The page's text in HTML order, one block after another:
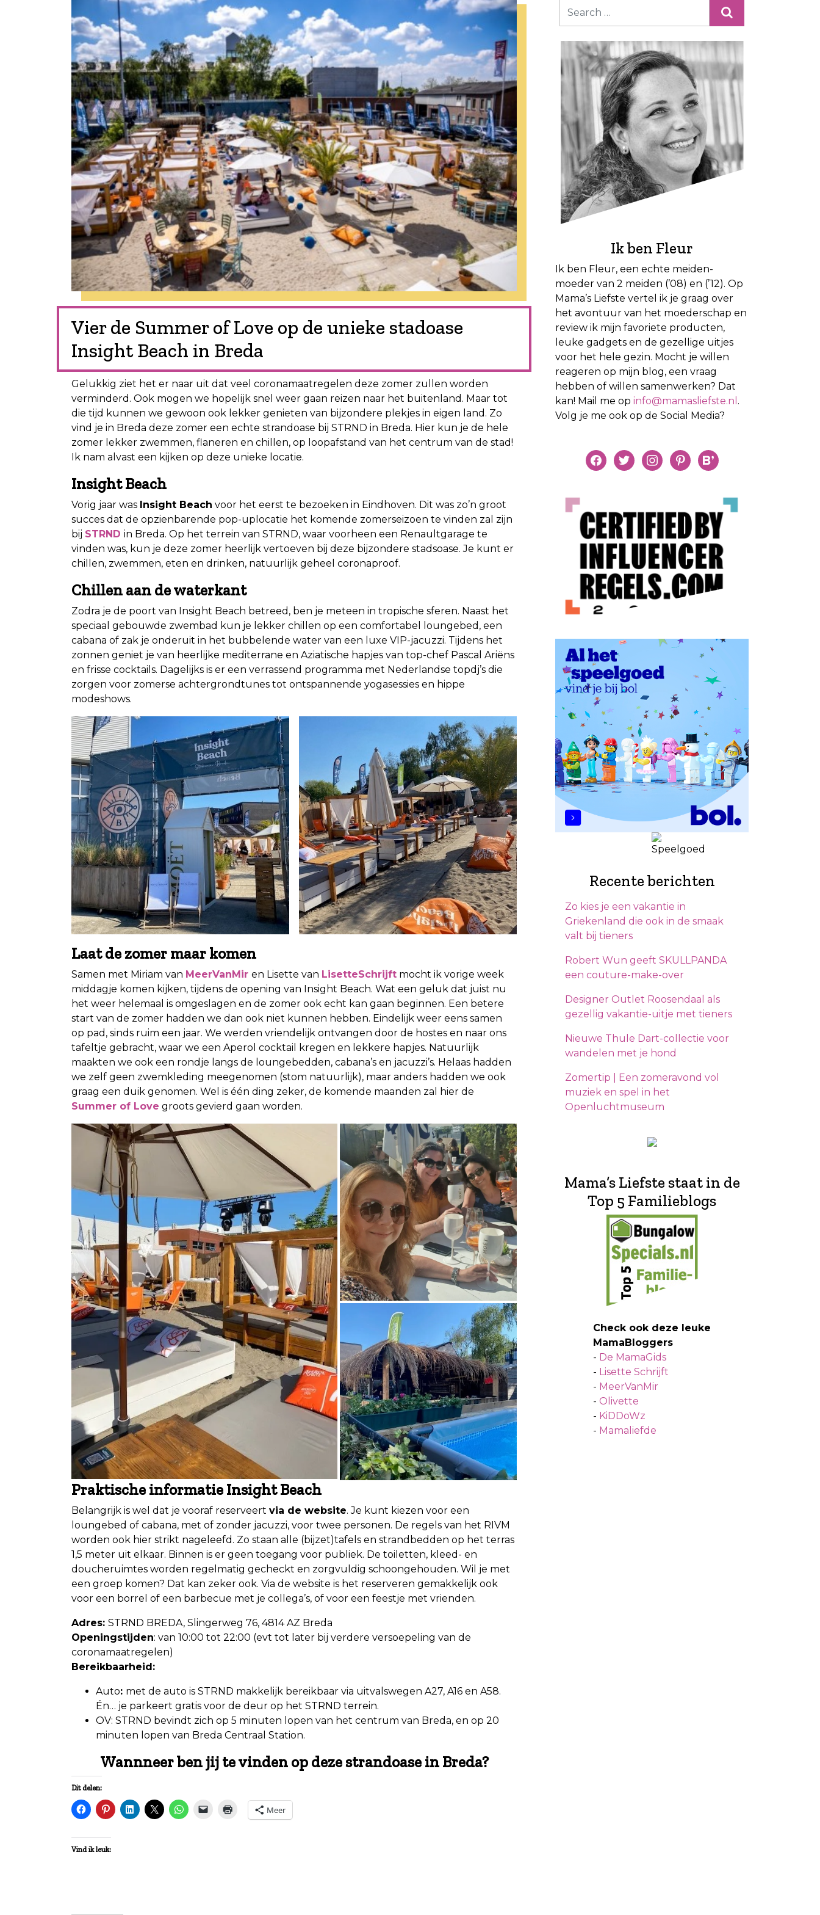
Vier de Summer of Love op de unieke stadoase
Insight Beach in Breda
Gelukkig ziet het er naar uit dat veel coronamaatregelen deze zomer zullen worden
verminderd. Ook mogen we hopelijk snel weer gaan reizen naar het buitenland. Maar tot
die tijd kunnen we gewoon ook lekker genieten van bijzondere plekjes in eigen land. Zo
vind je in Breda deze zomer een echte strandoase bij STRND in Breda. Hier kun je de hele
zomer lekker zwemmen, flaneren en chillen, op loopafstand van het centrum van de stad!
Ik nam alvast een kijken op deze unieke locatie.
Insight Beach
Vorig jaar was Insight Beach voor het eerst te bezoeken in Eindhoven. Dit was zo’n groot
succes dat de opzienbarende pop-uplocatie het komende zomerseizoen te vinden zal zijn
bij STRND in Breda. Op het terrein van STRND, waar voorheen een Renaultgarage te
vinden was, kun je deze zomer heerlijk vertoeven bij deze bijzondere stadsoase. Je kunt er
chillen, zwemmen, eten en drinken, natuurlijk geheel coronaproof.
Chillen aan de waterkant
Zodra je de poort van Insight Beach betreed, ben je meteen in tropische sferen. Naast het
speciaal gebouwde zwembad kun je lekker chillen op een comfortabel loungebed, een
cabana of zak je onderuit in het bubbelende water van een luxe VIP-jacuzzi. Tijdens het
zonnen geniet je van heerlijke mediterrane en Aziatische hapjes van top-chef Pascal Ariëns
en frisse cocktails. Dagelijks is er een verrassend programma met Nederlandse topdj’s die
zorgen voor zomerse achtergrondtunes tot ontspannende yogasessies en hippe
modeshows.
Laat de zomer maar komen
Samen met Miriam van MeerVanMir en Lisette van LisetteSchrijft mocht ik vorige week
middagje komen kijken, tijdens de opening van Insight Beach. Wat een geluk dat juist nu
het weer helemaal is omgeslagen en de zomer ook echt kan gaan beginnen. Een betere
start van de zomer hadden we dan ook niet kunnen hebben. Eindelijk weer eens samen
op pad, sinds ruim een jaar. We werden vriendelijk ontvangen door de hostes en naar ons
tafeltje gebracht, waar we een Aperol cocktail kregen en lekkere hapjes. Natuurlijk
maakten we ook een rondje langs de loungebedden, cabana’s en jacuzzi’s. Helaas hadden
we zelf geen zwemkleding meegenomen (stom natuurlijk), maar anders hadden we ook
graag een duik genomen. Wel is één ding zeker, de komende maanden zal hier de
Summer of Love groots gevierd gaan worden.
Praktische informatie Insight Beach
Belangrijk is wel dat je vooraf reserveert via de website. Je kunt kiezen voor een
loungebed of cabana, met of zonder jacuzzi, voor twee personen. De regels van het RIVM
worden ook hier strikt nageleefd. Zo staan alle (bijzet)tafels en strandbedden op het terras
1,5 meter uit elkaar. Binnen is er geen toegang voor publiek. De toiletten, kleed- en
doucheruimtes worden regelmatig gecheckt en zorgvuldig schoongehouden. Wil je met
een groep komen? Dat kan zeker ook. Via de website is het reserveren gemakkelijk ook
voor een borrel of een barbecue met je collega’s, of voor een feestje met vrienden.
Adres: STRND BREDA, Slingerweg 76, 4814 AZ Breda
Openingstijden: van 10:00 tot 22:00 (evt tot later bij verdere versoepeling van de
coronamaatregelen)
Bereikbaarheid:
Auto: met de auto is STRND makkelijk bereikbaar via uitvalswegen A27, A16 en A58.
Én… je parkeert gratis voor de deur op het STRND terrein.
OV: STRND bevindt zich op 5 minuten lopen van het centrum van Breda, en op 20
minuten lopen van Breda Centraal Station.
Wannneer ben jij te vinden op deze strandoase in Breda?
Dit delen:
Meer
Vind ik leuk:
Ik ben Fleur
Ik ben Fleur, een echte meiden-
moeder van 2 meiden (’08) en (’12). Op
Mama’s Liefste vertel ik je graag over
het avontuur van het moederschap en
review ik mijn favoriete producten,
leuke gadgets en de gezellige uitjes
voor het hele gezin. Mocht je willen
reageren op mijn blog, een vraag
hebben of willen samenwerken? Dat
kan! Mail me op info@mamasliefste.nl .
Volg je me ook op de Social Media?
facebooktwitterinstagrampinterestbloglovin
Recente berichten
Zo kies je een vakantie in
Griekenland die ook in de smaak
valt bij tieners
Robert Wun geeft SKULLPANDA
een couture-make-over
Designer Outlet Roosendaal als
gezellig vakantie-uitje met tieners
Nieuwe Thule Dart-collectie voor
wandelen met je hond
Zomertip | Een zomeravond vol
muziek en spel in het
Openluchtmuseum
Mama’s Liefste staat in de
Top 5 Familieblogs
Check ook deze leuke
MamaBloggers
- De MamaGids
- Lisette Schrijft
- MeerVanMir
- Olivette
- KiDDoWz
- Mamaliefde